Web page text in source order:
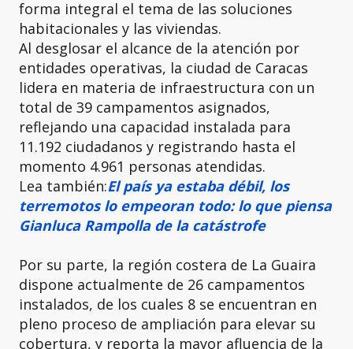
forma integral el tema de las soluciones
habitacionales y las viviendas.
Al desglosar el alcance de la atención por
entidades operativas, la ciudad de Caracas
lidera en materia de infraestructura con un
total de 39 campamentos asignados,
reflejando una capacidad instalada para
11.192 ciudadanos y registrando hasta el
momento 4.961 personas atendidas.
Lea también:El país ya estaba débil, los
terremotos lo empeoran todo: lo que piensa
Gianluca Rampolla de la catástrofe
Por su parte, la región costera de La Guaira
dispone actualmente de 26 campamentos
instalados, de los cuales 8 se encuentran en
pleno proceso de ampliación para elevar su
cobertura, y reporta la mayor afluencia de la